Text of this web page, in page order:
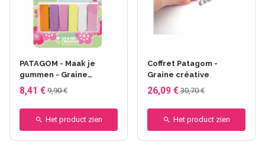
PATAGOM - Maak je
gummen - Graine
Créative
8,41 € 9,90 €
Het product zien
Coffret Patagom -
Graine créative
26,09 € 30,70 €
Het product zien